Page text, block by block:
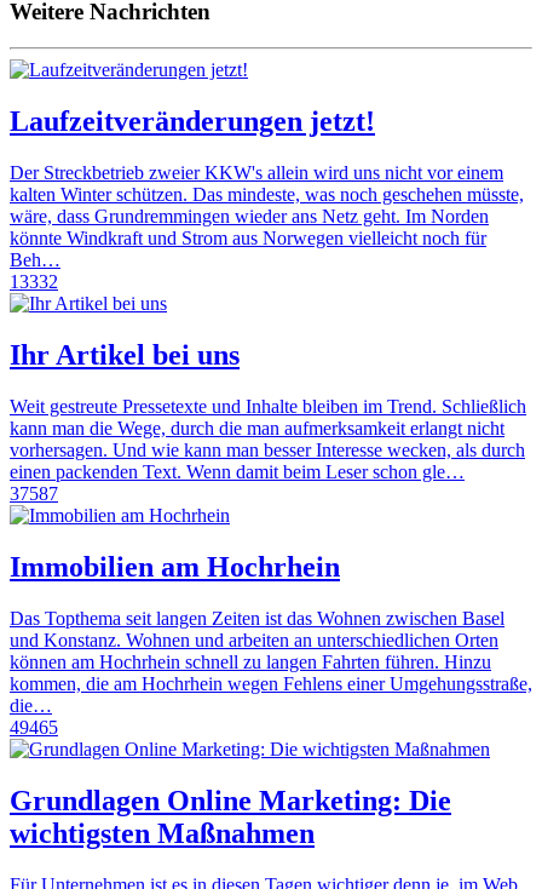
Weitere Nachrichten
Laufzeitveränderungen jetzt!
Der Streckbetrieb zweier KKW's allein wird uns nicht vor einem
kalten Winter schützen. Das mindeste, was noch geschehen müsste,
wäre, dass Grundremmingen wieder ans Netz geht. Im Norden
könnte Windkraft und Strom aus Norwegen vielleicht noch für
Beh…
13332
Ihr Artikel bei uns
Weit gestreute Pressetexte und Inhalte bleiben im Trend. Schließlich
kann man die Wege, durch die man aufmerksamkeit erlangt nicht
vorhersagen. Und wie kann man besser Interesse wecken, als durch
einen packenden Text. Wenn damit beim Leser schon gle…
37587
Immobilien am Hochrhein
Das Topthema seit langen Zeiten ist das Wohnen zwischen Basel
und Konstanz. Wohnen und arbeiten an unterschiedlichen Orten
können am Hochrhein schnell zu langen Fahrten führen. Hinzu
kommen, die am Hochrhein wegen Fehlens einer Umgehungsstraße,
die…
49465
Grundlagen Online Marketing: Die
wichtigsten Maßnahmen
Für Unternehmen ist es in diesen Tagen wichtiger denn je, im Web